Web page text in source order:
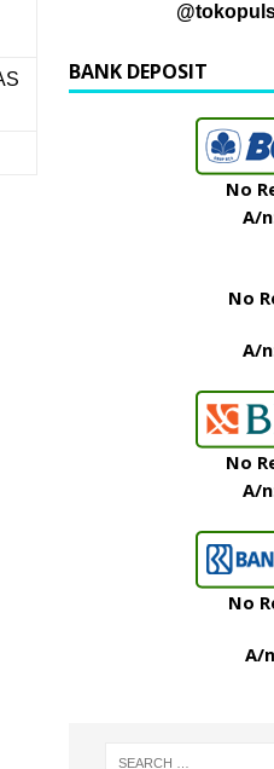
BANK DEPOSIT
No
A/
No
A/
No
A/
No
A/n